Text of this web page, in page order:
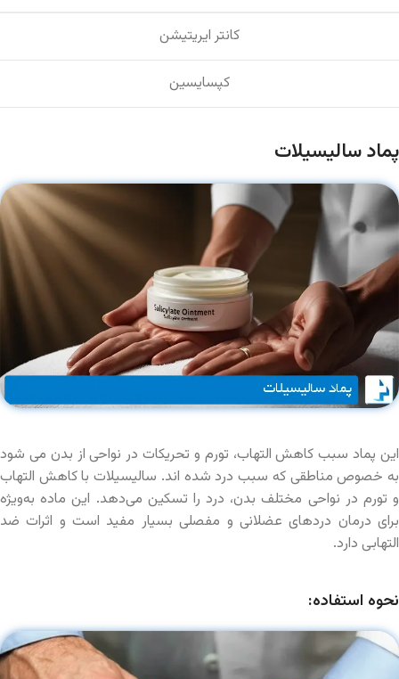
کانتر ایریتیشن
کپسایسین
پماد سالیسیلات
این پماد سبب کاهش التهاب، تورم و تحریکات در نواحی از بدن می شود
به خصوص مناطقی که سبب درد شده اند. سالیسیلات‌ با کاهش التهاب
و تورم در نواحی مختلف بدن، درد را تسکین می‌دهد. این ماده به‌ویژه
برای درمان دردهای عضلانی و مفصلی بسیار مفید است و اثرات ضد
التهابی دارد.
نحوه استفاده: